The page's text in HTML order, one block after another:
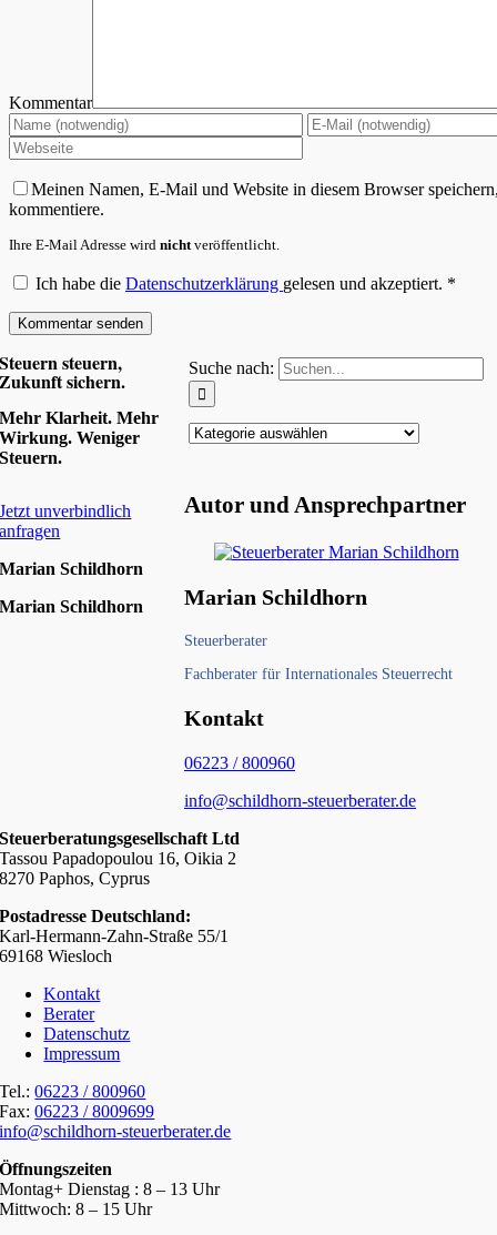
Kommentar
Meinen Namen, E-Mail und Website in diesem Browser
kommentiere.
Ihre E-Mail Adresse wird nicht veröffentlicht.
Ich habe die Datenschutzerklärung gelesen und akzeptiert. *
Suche nach:
Autor und Ansprechpartner
Marian Schildhorn
Steuerberater
Fachberater für Internationales Steuerrecht
Kontakt
06223 / 800960
info@schildhorn-steuerberater.de
Steuern steuern,
Zukunft sichern.
Mehr Klarheit. Mehr
Wirkung. Weniger
Steuern.
Jetzt unverbindlich
anfragen
Marian Schildhorn
Marian Schildhorn
Steuerberatungsgesellschaft Ltd
Tassou Papadopoulou 16, Oikia 2
8270 Paphos, Cyprus
Postadresse Deutschland:
Karl-Hermann-Zahn-Straße 55/1
69168 Wiesloch
Kontakt
Berater
Datenschutz
Impressum
Tel.:06223 / 800960
Fax:06223 / 8009699
info@schildhorn-steuerberater.de
Öffnungszeiten
Montag+ Dienstag : 8 – 13 Uhr
Mittwoch: 8 – 15 Uhr